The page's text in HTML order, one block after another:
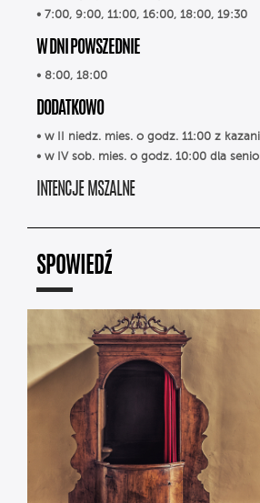
• 7:00, 9:00, 11:00, 16:00, 18:00, 19:30
W DNI POWSZEDNIE
• 8:00, 18:00
DODATKOWO
• w II niedz. mies. o godz. 11:00 z
• w IV sob. mies. o godz. 10:00 dla
INTENCJE MSZALNE
SPOWIEDŹ